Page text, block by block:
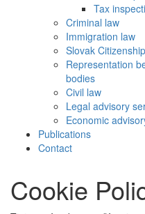
Tax
Criminal law
Immigration law
Slovak Citizenship
Representation
bodies
Civil law
Legal advisory
Economic
Publications
Contact
Cookie